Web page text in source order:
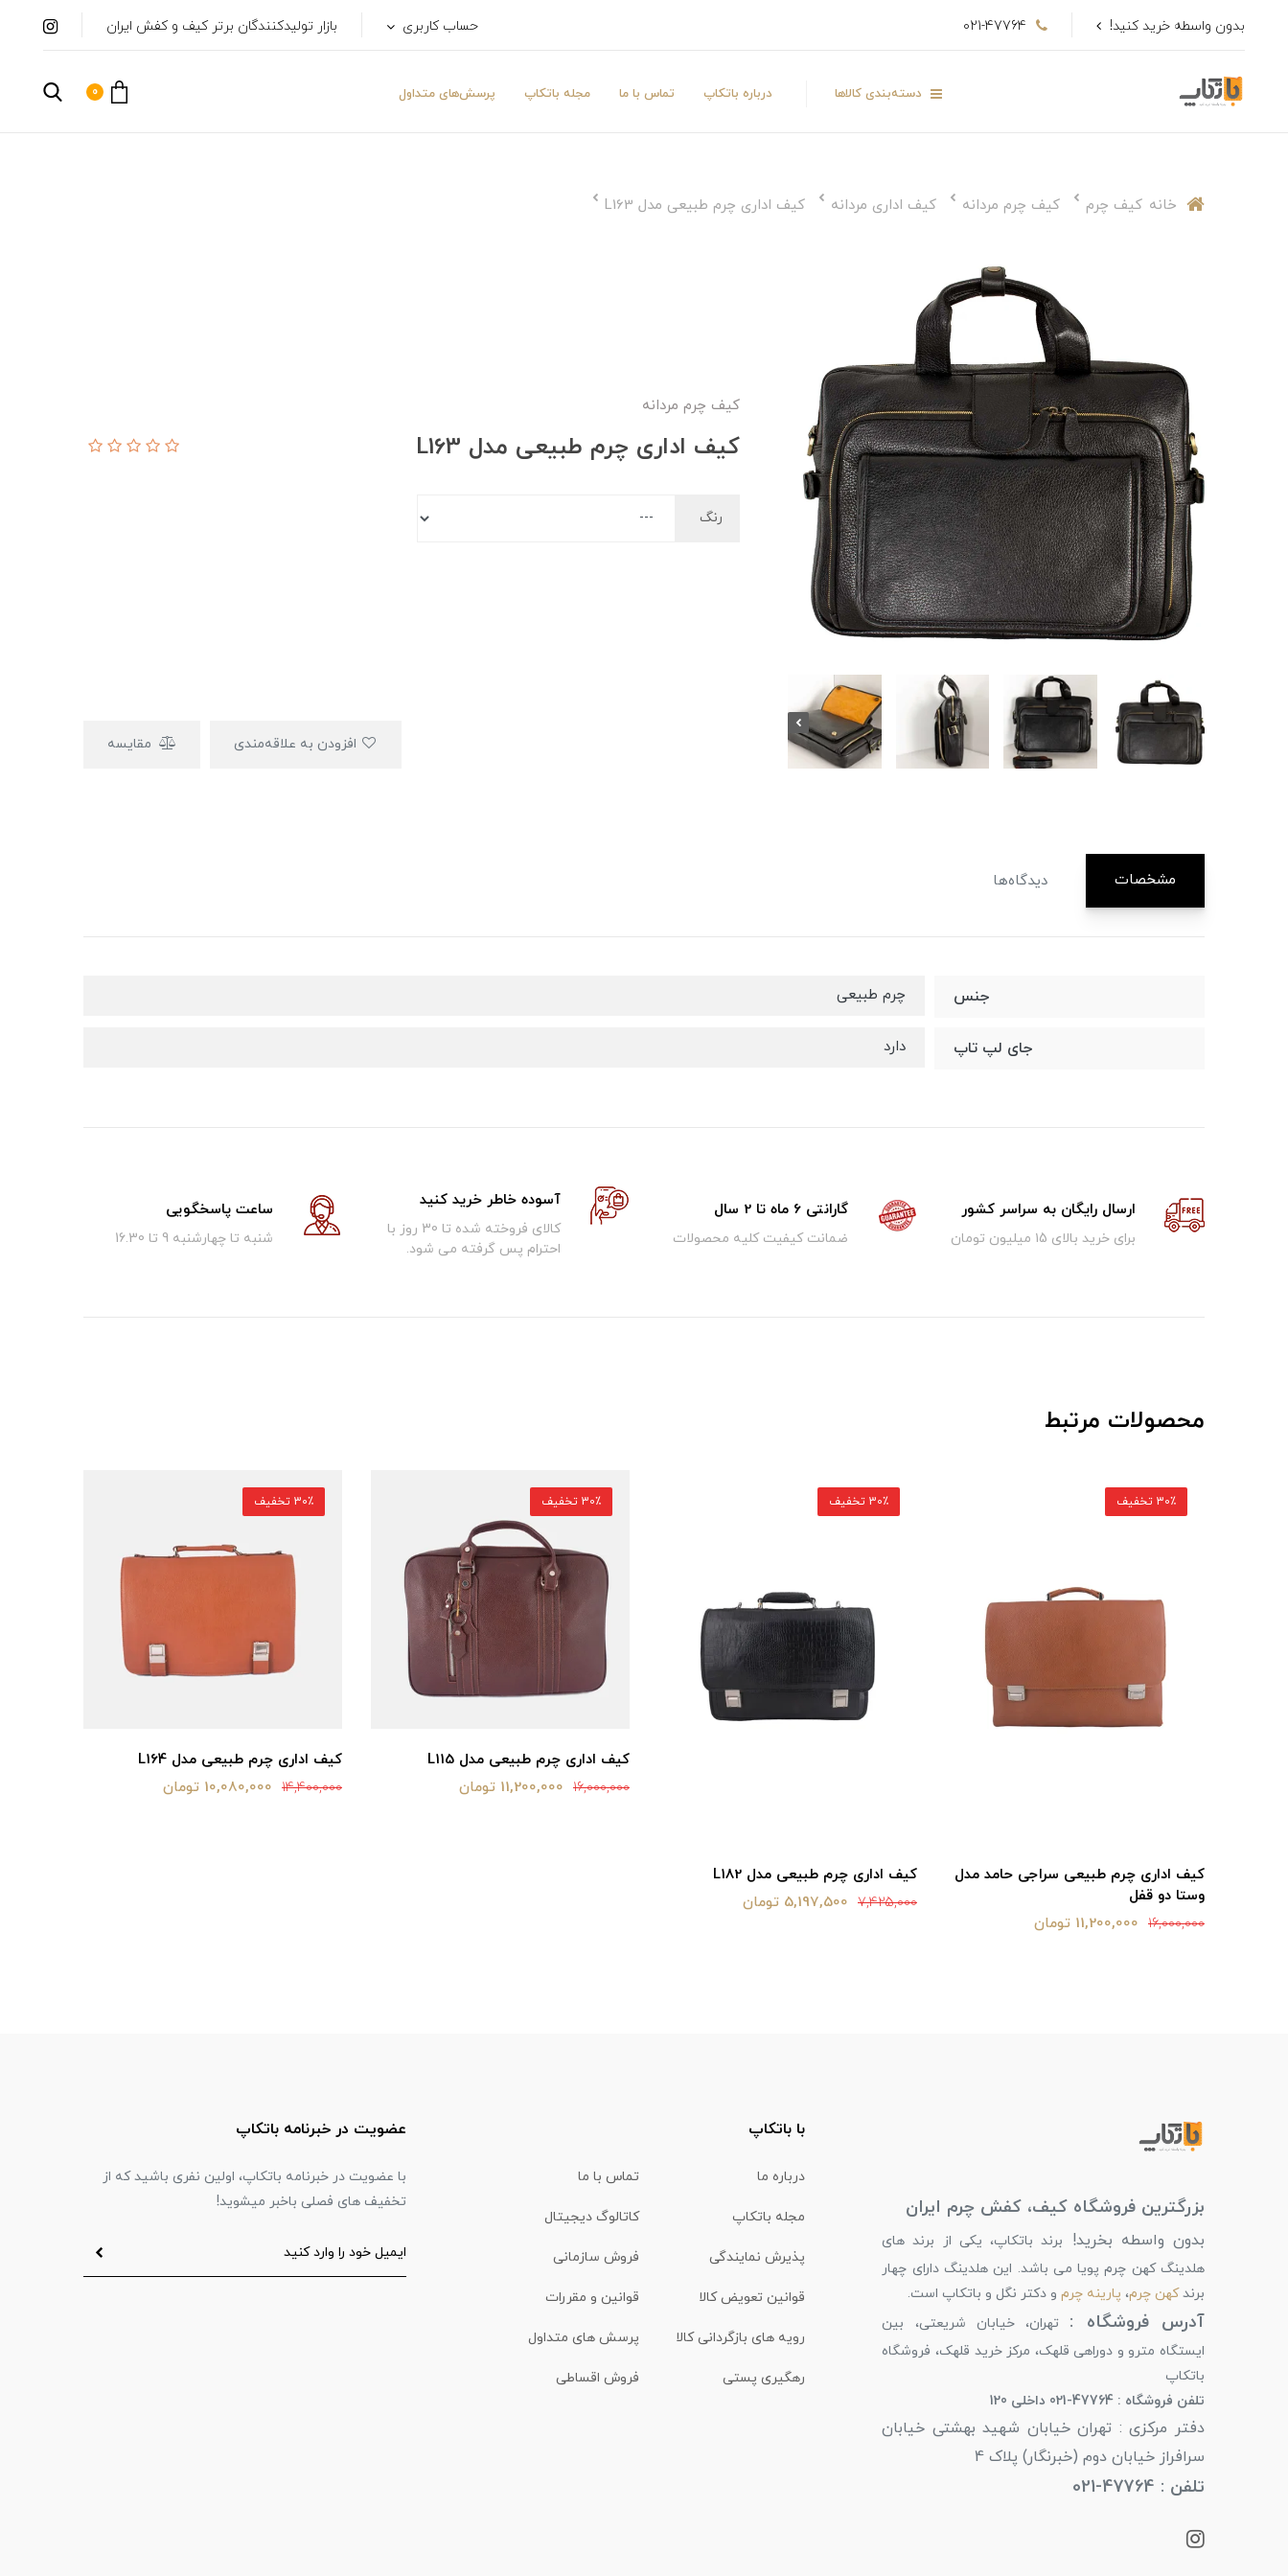
بدون واسطه خرید کنید! 021-47764 حساب کاربری بازار تولیدکنندگان برتر کیف و کفش ایران
دسته‌بندی کالاها درباره باتکاپ تماس با ما مجله باتکاپ پرسش‌های متداول 0
خانه کیف چرم کیف چرم مردانه کیف اداری مردانه کیف اداری چرم طبیعی مدل L163
کیف چرم مردانه
کیف اداری چرم طبیعی مدل L163
رنگ
مقایسه
مشخصات دیدگاه‌ها
جنس چرم طبیعی
جای لپ تاپ دارد
ارسال رایگان به سراسر کشور
برای خرید بالای ۱5 میلیون تومان
گارانتی 6 ماه تا 2 سال
ضمانت کیفیت کلیه محصولات
آسوده خاطر خرید کنید
کالای فروخته شده تا 30 روز با
احترام پس گرفته می شود.
ساعت پاسخگویی
شنبه تا چهارشنبه 9 تا 16.30
محصولات مرتبط
کیف اداری چرم طبیعی سراجی حامد مدل
وستا دو قفل
16,000,000 11,200,000 تومان
30٪ تخفیف
کیف اداری چرم طبیعی مدل L182
7,425,000 5,197,500 تومان
30٪ تخفیف
کیف اداری چرم طبیعی مدل L115
16,000,000 11,200,000 تومان
30٪ تخفیف
کیف اداری چرم طبیعی مدل L164
14,400,000 10,080,000 تومان
30٪ تخفیف
بزرگترین فروشگاه کیف، کفش چرم ایران
بدون واسطه بخرید!
برند باتکاپ، یکی از برند های
هلدینگ کهن چرم پویا می باشد. این هلدینگ دارای چهار
برندکهن چرم، پارینه چرم و دکتر نگل و باتکاپ است.
آدرس فروشگاه : تهران، خیابان شریعتی، بین
ایستگاه مترو و دوراهی قلهک، مرکز خرید قلهک، فروشگاه
باتکاپ
تلفن فروشگاه : 47764-021 داخلی 120
دفتر مرکزی : تهران خیابان شهید بهشتی خیابان
سرافراز خیابان دوم (خبرنگار) پلاک 4
تلفن : 47764-021
با باتکاپ
درباره ما تماس با ما
مجله باتکاپ کاتالوگ دیجیتال
پذیرش نمایندگی فروش سازمانی
قوانین تعویض کالا قوانین و مقررات
رویه های بازگردانی کالا پرسش های متداول
رهگیری پستی فروش اقساطی
عضویت در خبرنامه باتکاپ
با عضویت در خبرنامه باتکاپ، اولین نفری باشید که از
تخفیف های فصلی باخبر میشوید!